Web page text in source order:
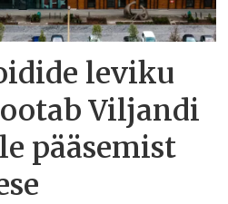
leviku
Viljandi
pääsemist